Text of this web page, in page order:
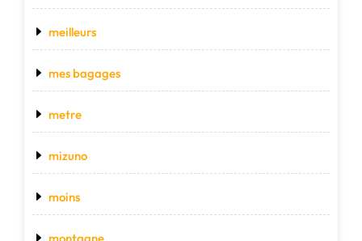
meilleurs
mes bagages
metre
mizuno
moins